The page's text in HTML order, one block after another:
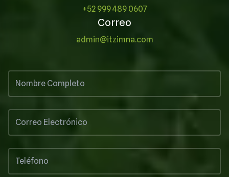
+52 999 489 0607
Correo
admin@itzimna.com